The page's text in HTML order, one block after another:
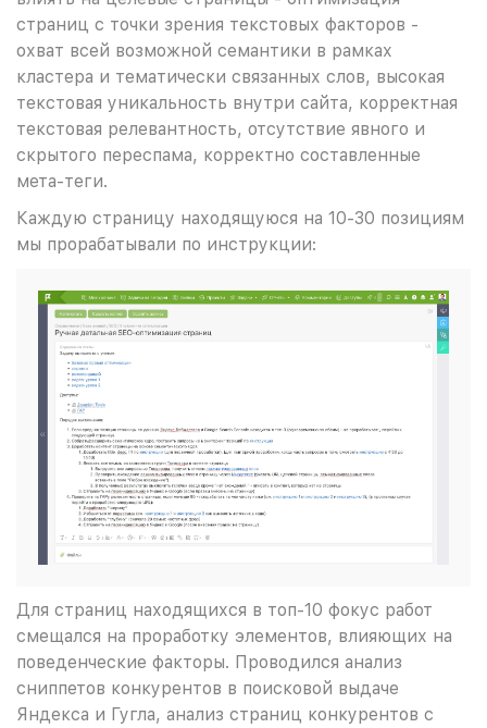
страниц с точки зрения текстовых факторов -
охват всей возможной семантики в рамках
кластера и тематически связанных слов, высокая
текстовая уникальность внутри сайта, корректная
текстовая релевантность, отсутствие явного и
скрытого переспама, корректно составленные
мета-теги.
Каждую страницу находящуюся на 10-30 позициям
мы прорабатывали по инструкции:
Для страниц находящихся в топ-10 фокус работ
смещался на проработку элементов, влияющих на
поведенческие факторы. Проводился анализ
сниппетов конкурентов в поисковой выдаче
Яндекса и Гугла, анализ страниц конкурентов с